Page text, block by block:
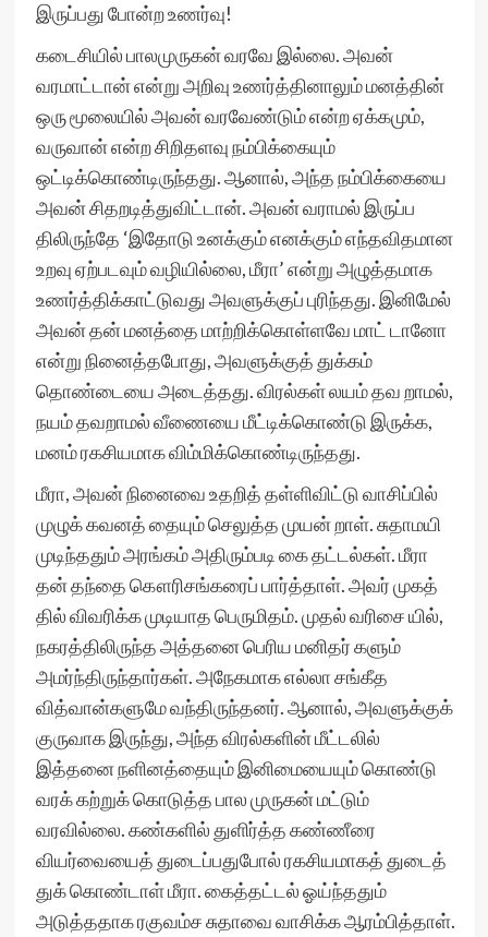
இருப்பது போன்ற உணர்வு!
கடைசியில் பாலமுருகன் வரவே இல்லை. அவன்
வரமாட்டான் என்று அறிவு உணர்த்தினாலும் மனத்தின்
ஒரு மூலையில் அவன் வரவேண்டும் என்ற ஏக்கமும்,
வருவான் என்ற சிறிதளவு நம்பிக்கையும்
ஒட்டிக்கொண்டிருந்தது. ஆனால், அந்த நம்பிக்கையை
அவன் சிதறடித்துவிட்டான். அவன் வராமல் இருப்ப
திலிருந்தே ‘இதோடு உனக்கும் எனக்கும் எந்தவிதமான
உறவு ஏற்படவும் வழியில்லை, மீரா’ என்று அழுத்தமாக
உணர்த்திக்காட்டுவது அவளுக்குப் புரிந்தது. இனிமேல்
அவன் தன் மனத்தை மாற்றிக்கொள்ளவே மாட் டானோ
என்று நினைத்தபோது, அவளுக்குத் துக்கம்
தொண்டையை அடைத்தது. விரல்கள் லயம் தவ றாமல்,
நயம் தவறாமல் வீணையை மீட்டிக்கொண்டு இருக்க,
மனம் ரகசியமாக விம்மிக்கொண்டிருந்தது.
மீரா, அவன் நினைவை உதறித் தள்ளிவிட்டு வாசிப்பில்
முழுக் கவனத் தையும் செலுத்த முயன் றாள். சுதாமயி
முடிந்ததும் அரங்கம் அதிரும்படி கை தட்டல்கள். மீரா
தன் தந்தை கௌரிசங்கரைப் பார்த்தாள். அவர் முகத்
தில் விவரிக்க முடியாத பெருமிதம். முதல் வரிசை யில்,
நகரத்திலிருந்த அத்தனை பெரிய மனிதர் களும்
அமர்ந்திருந்தார்கள். அநேகமாக எல்லா சங்கீத
வித்வான்களுமே வந்திருந்தனர். ஆனால், அவளுக்குக்
குருவாக இருந்து, அந்த விரல்களின் மீட்டலில்
இத்தனை நளினத்தையும் இனிமையையும் கொண்டு
வரக் கற்றுக் கொடுத்த பால முருகன் மட்டும்
வரவில்லை. கண்களில் துளிர்த்த கண்ணீரை
வியர்வையைத் துடைப்பதுபோல் ரகசியமாகத் துடைத்
துக் கொண்டாள் மீரா. கைத்தட்டல் ஓய்ந்ததும்
அடுத்ததாக ரகுவம்ச சுதாவை வாசிக்க ஆரம்பித்தாள்.